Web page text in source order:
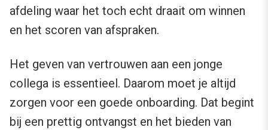
afdeling waar het toch echt draait om winnen
en het scoren van afspraken.
Het geven van vertrouwen aan een jonge
collega is essentieel. Daarom moet je altijd
zorgen voor een goede onboarding. Dat begint
bij een prettig ontvangst en het bieden van